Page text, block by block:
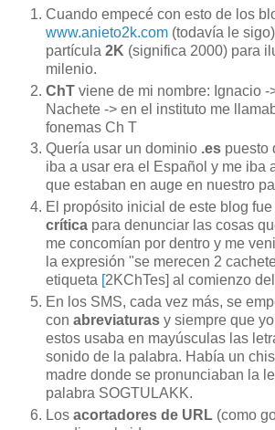
Cuando empecé con esto de los
www.anieto2k.com (todavía le
partícula 2K (significa 2000) para
milenio.
ChT viene de mi nombre: Ignacio -
Nachete -> en el instituto me
fonemas Ch T
Quería usar un dominio .es puesto
iba a usar era el Español y me iba
que estaban en auge en nuestro
El propósito inicial de este blog
crítica para denunciar las cosas
me concomían por dentro y me
la expresión "se merecen 2
etiqueta [2KChTes] al comienzo
En los SMS, cada vez más, se
con abreviaturas y siempre que
estos usaba en mayúsculas las
sonido de la palabra. Había un
madre donde se pronunciaban la
palabra SOGTULAKK.
Los acortadores de URL (como